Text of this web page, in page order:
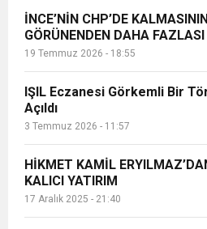
1:00 İTSO İŞ-KUR SGK TOPLANTI
21:40 CEYLANDERE’DE BAŞKAN
18:22
GÖNÜLLERE DOKUNAN
İNCE’NİN CHP’DE
GÖRÜNENDEN DAHA
19 Temmuz 2026 - 18:55
IŞIL Eczanesi Görkemli Bir
Açıldı
3 Temmuz 2026 - 11:57
HİKMET KAMİL
KALICI YATIRIM
17 Aralık 2025 - 21:40